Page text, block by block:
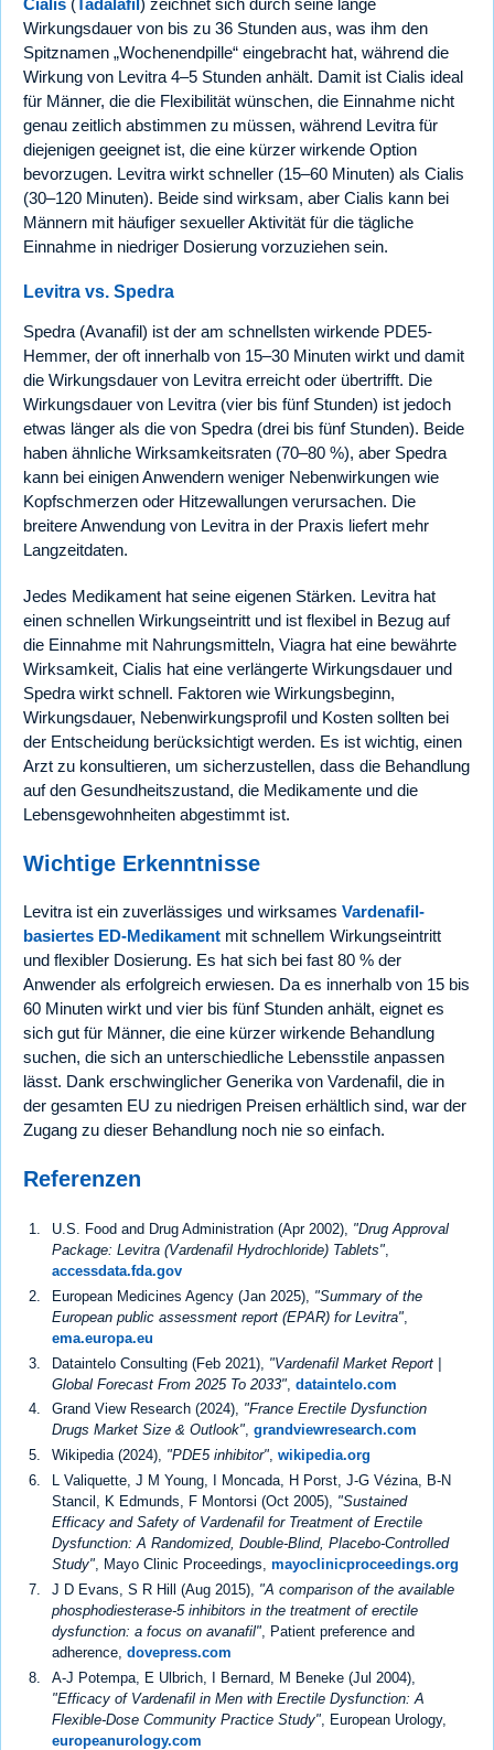
Wirkungsdauer von bis zu 36 Stunden aus, was ihm den
Spitznamen „Wochenendpille“ eingebracht hat, während die
Wirkung von Levitra 4–5 Stunden anhält. Damit ist Cialis ideal
für Männer, die die Flexibilität wünschen, die Einnahme nicht
genau zeitlich abstimmen zu müssen, während Levitra für
diejenigen geeignet ist, die eine kürzer wirkende Option
bevorzugen. Levitra wirkt schneller (15–60 Minuten) als Cialis
(30–120 Minuten). Beide sind wirksam, aber Cialis kann bei
Männern mit häufiger sexueller Aktivität für die tägliche
Einnahme in niedriger Dosierung vorzuziehen sein.
Levitra vs. Spedra
Spedra (Avanafil) ist der am schnellsten wirkende PDE5-
Hemmer, der oft innerhalb von 15–30 Minuten wirkt und damit
die Wirkungsdauer von Levitra erreicht oder übertrifft. Die
Wirkungsdauer von Levitra (vier bis fünf Stunden) ist jedoch
etwas länger als die von Spedra (drei bis fünf Stunden). Beide
haben ähnliche Wirksamkeitsraten (70–80 %), aber Spedra
kann bei einigen Anwendern weniger Nebenwirkungen wie
Kopfschmerzen oder Hitzewallungen verursachen. Die
breitere Anwendung von Levitra in der Praxis liefert mehr
Langzeitdaten.
Jedes Medikament hat seine eigenen Stärken. Levitra hat
einen schnellen Wirkungseintritt und ist flexibel in Bezug auf
die Einnahme mit Nahrungsmitteln, Viagra hat eine bewährte
Wirksamkeit, Cialis hat eine verlängerte Wirkungsdauer und
Spedra wirkt schnell. Faktoren wie Wirkungsbeginn,
Wirkungsdauer, Nebenwirkungsprofil und Kosten sollten bei
der Entscheidung berücksichtigt werden. Es ist wichtig, einen
Arzt zu konsultieren, um sicherzustellen, dass die Behandlung
auf den Gesundheitszustand, die Medikamente und die
Lebensgewohnheiten abgestimmt ist.
Wichtige Erkenntnisse
Levitra ist ein zuverlässiges und wirksames Vardenafil-
basiertes ED-Medikament mit schnellem Wirkungseintritt
und flexibler Dosierung. Es hat sich bei fast 80 % der
Anwender als erfolgreich erwiesen. Da es innerhalb von 15 bis
60 Minuten wirkt und vier bis fünf Stunden anhält, eignet es
sich gut für Männer, die eine kürzer wirkende Behandlung
suchen, die sich an unterschiedliche Lebensstile anpassen
lässt. Dank erschwinglicher Generika von Vardenafil, die in
der gesamten EU zu niedrigen Preisen erhältlich sind, war der
Zugang zu dieser Behandlung noch nie so einfach.
Referenzen
U.S. Food and Drug Administration (Apr 2002), "Drug Approval
Package: Levitra (Vardenafil Hydrochloride) Tablets"
accessdata.fda.gov
European Medicines Agency (Jan 2025), "Summary of the
European public assessment report (EPAR) for Levitra"
ema.europa.eu
Dataintelo Consulting (Feb 2021), "Vardenafil Market Report |
Global Forecast From 2025 To 2033" dataintelo.com
Grand View Research (2024), "France Erectile Dysfunction
Drugs Market Size & Outlook", grandviewresearch.com
Wikipedia (2024), "PDE5 inhibitor", wikipedia.org
L Valiquette, J M Young, I Moncada, H Porst, J-G Vézina, B-N
Stancil, K Edmunds, F Montorsi (Oct 2005), "Sustained
Efficacy and Safety of Vardenafil for Treatment of Erectile
Dysfunction: A Randomized, Double-Blind, Placebo-Controlled
Study", Mayo Clinic Proceedings, mayoclinicproceedings.org
J D Evans, S R Hill (Aug 2015), "A comparison of the available
phosphodiesterase-5 inhibitors in the treatment of erectile
dysfunction: a focus on avanafil", Patient preference and
adherence, dovepress.com
A-J Potempa, E Ulbrich, I Bernard, M Beneke (Jul 2004),
"Efficacy of Vardenafil in Men with Erectile Dysfunction: A
Flexible-Dose Community Practice Study" , European Urology,
europeanurology.com